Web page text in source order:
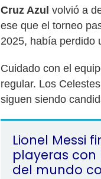
Cruz Azul volvió a
ese que el torneo
2025, había perdido
Cuidado con el
regular. Los
siguen siendo
Lionel Messi
playeras
del mundo